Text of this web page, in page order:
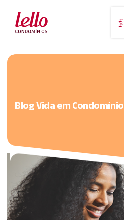
Blog Vida em Condomínio